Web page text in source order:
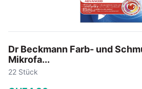
Dr Beckmann Farb- und
Mikrofa...
22 Stück